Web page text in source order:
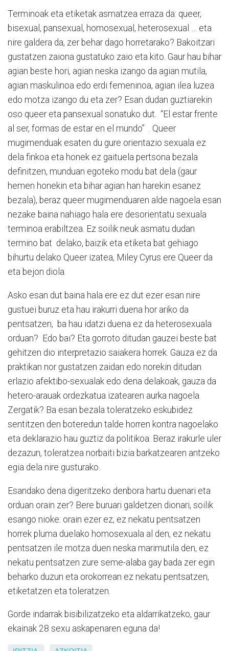
Terminoak eta etiketak asmatzea erraza da: queer,
bisexual, pansexual, homosexual, heterosexual … eta
nire galdera da, zer behar dago horretarako? Bakoitzari
gustatzen zaiona gustatuko zaio eta kito. Gaur hau bihar
agian beste hori, agian neska izango da agian mutila,
agian maskulinoa edo erdi femeninoa, agian ilea luzea
edo motza izango du eta zer? Esan dudan guztiarekin
oso queer eta pansexual sonatuko dut. “El estar frente
al ser, formas de estar en el mundo” . Queer
mugimenduak esaten du gure orientazio sexuala ez
dela finkoa eta honek ez gaituela pertsona bezala
definitzen, munduan egoteko modu bat dela (gaur
hemen honekin eta bihar agian han harekin esanez
bezala), beraz queer mugimenduaren alde nagoela esan
nezake baina nahiago hala ere desorientatu sexuala
terminoa erabiltzea. Ez soilik neuk asmatu dudan
termino bat delako, baizik eta etiketa bat gehiago
bihurtu delako Queer izatea, Miley Cyrus ere Queer da
eta bejon diola.
Asko esan dut baina hala ere ez dut ezer esan nire
gustuei buruz eta hau irakurri duena hor ariko da
pentsatzen, ba hau idatzi duena ez da heterosexuala
orduan? Edo bai? Eta gorroto ditudan gauzei beste bat
gehitzen dio interpretazio saiakera horrek. Gauza ez da
praktikan nor gustatzen zaidan edo norekin ditudan
erlazio afektibo-sexualak edo dena delakoak, gauza da
hetero-arauak ordezkatua izatearen aurka nagoela.
Zergatik? Ba esan bezala toleratzeko eskubidez
sentitzen den boteredun talde horren kontra nagoelako
eta deklarazio hau guztiz da politikoa. Beraz irakurle uler
dezazun, toleratzea norbaiti bizia barkatzearen antzeko
egia dela nire gusturako.
Esandako dena digeritzeko denbora hartu duenari eta
orduan orain zer? Bere buruari galdetzen dionari, soilik
esango nioke: orain ezer ez, ez nekatu pentsatzen
horrek pluma duelako homosexuala al den, ez nekatu
pentsatzen ile motza duen neska marimutila den, ez
nekatu pentsatzen zure seme-alaba gay bada zer egin
beharko duzun eta orokorrean ez nekatu pentsatzen,
etiketatzen eta toleratzen.
Gorde indarrak bisibilizatzeko eta aldarrikatzeko, gaur
ekainak 28 sexu askapenaren eguna da!